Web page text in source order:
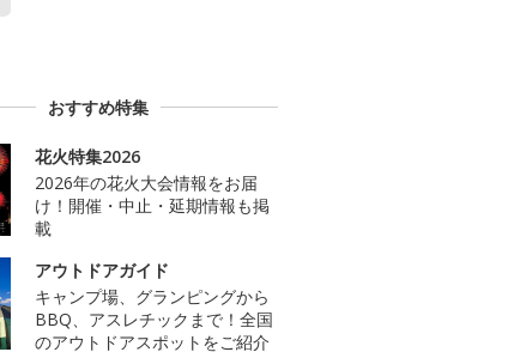
おすすめ特集
花火特集2026
2026年の花火大会情報をお届
け！開催・中止・延期情報も掲
載
アウトドアガイド
キャンプ場、グランピングから
BBQ、アスレチックまで！全国
のアウトドアスポットをご紹介